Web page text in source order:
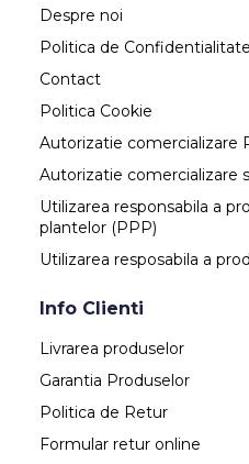
Despre noi
Politica de Confidentialitate
Contact
Politica Cookie
Autorizatie comercializare
Autorizatie comercializare
Utilizarea responsabila a
plantelor (PPP)
Utilizarea resposabila a
Info Clienti
Livrarea produselor
Garantia Produselor
Politica de Retur
Formular retur online